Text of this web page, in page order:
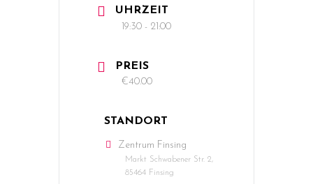
UHRZEIT
19:30 - 21:00
PREIS
€40.00
STANDORT
Zentrum Finsing
Markt Schwabener Str. 2,
85464 Finsing